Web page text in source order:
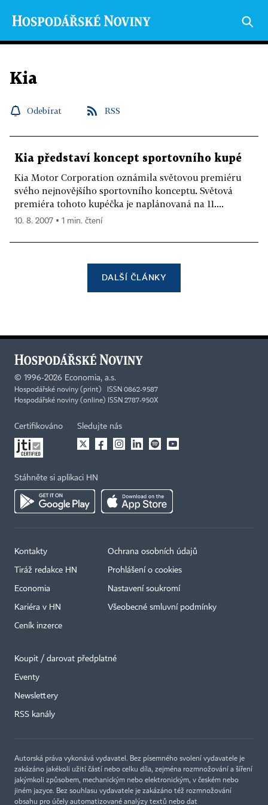
Kia
Odebírat RSS
Kia představí koncept sportovního kupé
Kia Motor Corporation oznámila světovou premiéru
svého nejnovějšího sportovního konceptu. Světová
premiéra tohoto kupéčka je naplánovaná na 11....
10. 8. 2007 ▪ 1 min. čtení
DALŠÍ ČLÁNKY
© 1996-2026 Economia, a.s.
Hospodářské noviny (print) ISSN 0862-9587
Hospodářské noviny (online) ISSN 2787-950X
Certifikováno Sledujte nás
Stáhněte si aplikaci HN
Kontakty
Tiráž redakce HN
Economia
Kariéra v HN
Ceník inzerce
Ochrana osobních údajů
Prohlášení o cookies
Nastavení soukromí
Všeobecné smluvní podmínky
Koupit / darovat předplatné
Eventy
Newslettery
RSS kanály
Autorská práva vykonává vydavatel. Bez písemného svolení vydavatele je
zakázáno jakékoli užití částí nebo celku díla, zejména rozmnožování a šíření
jakýmkoli způsobem, mechanickým nebo elektronickým, v českém nebo
jiném jazyce. Bez souhlasu vydavatele je zakázáno též rozmnožování
obsahu pro účely automatizované analýzy textů nebo dat